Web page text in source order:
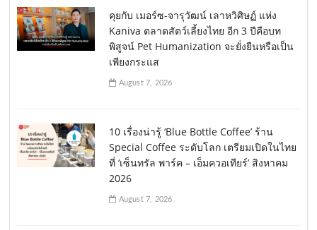
คุยกับ เมอร์ซ-จารุวัฒน์ เลาหวิศิษฏ์ แห่ง
Kaniva ตลาดสัตว์เลี้ยงไทย อีก 3 ปีคือบท
พิสูจน์ Pet Humanization จะยั่งยืนหรือเป็น
เพียงกระแส
August 7, 2026
10 เรื่องน่ารู้ ‘Blue Bottle Coffee’ ร้าน
Special Coffee ระดับโลก เตรียมเปิดในไทย
ที่ ‘เซ็นทรัล พาร์ค – เอ็มควอเทียร์’ สิงหาคม
2026
August 7, 2026